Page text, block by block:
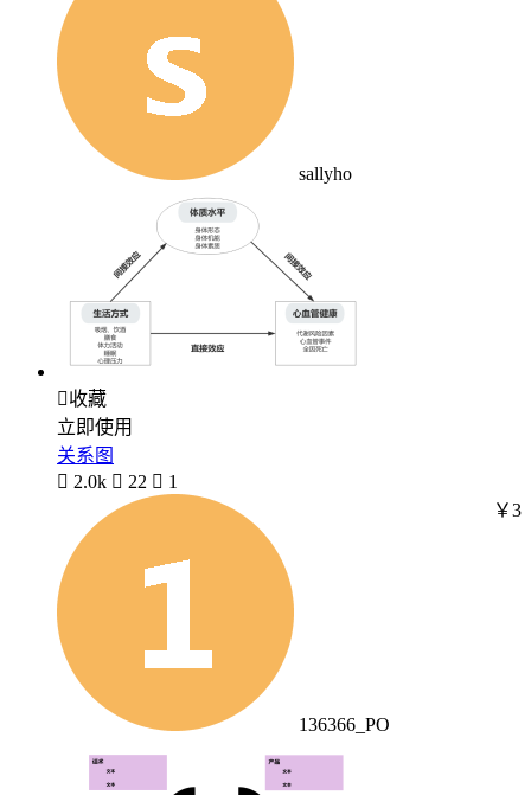
sallyho
收藏
立即使用
关系图
 2.0k  22  1
136366_PO
￥3